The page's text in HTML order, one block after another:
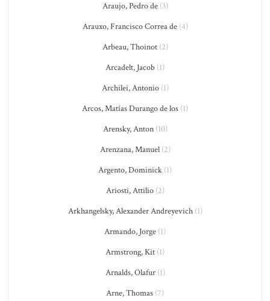
Araujo, Pedro de(3)
Arauxo, Francisco Correa de(4)
Arbeau, Thoinot(2)
Arcadelt, Jacob (1)
Archilei, Antonio(1)
Arcos, Matías Durango de los (1)
Arensky, Anton(10)
Arenzana, Manuel(2)
Argento, Dominick (1)
Ariosti, Attilio(2)
Arkhangelsky, Alexander Andreyevich(1)
Armando, Jorge (1)
Armstrong, Kit (1)
Arnalds, Olafur(1)
Arne, Thomas (7)